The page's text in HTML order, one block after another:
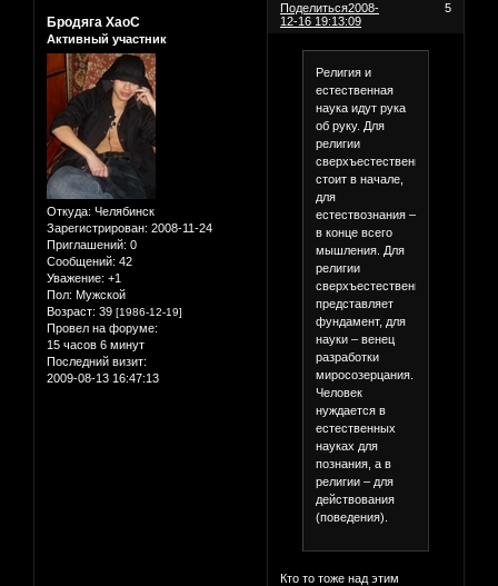
Поделиться 5
2008-
12-16 19:13:09
Бродяга ХаоС
Активный участник
Откуда: Челябинск
Зарегистрирован: 2008-11-24
Приглашений: 0
Сообщений: 42
Уважение: +1
Пол: Мужской
Возраст: 39 [1986-12-19]
Провел на форуме:
15 часов 6 минут
Последний визит:
2009-08-13 16:47:13
Религия и
естественная
наука идут рука
об руку. Для
религии
сверхъестественное
стоит в начале,
для
естествознания –
в конце всего
мышления. Для
религии
сверхъестественное
представляет
фундамент, для
науки – венец
разработки
миросозерцания.
Человек
нуждается в
естественных
науках для
познания, а в
религии – для
действования
(поведения).
Кто то тоже над этим